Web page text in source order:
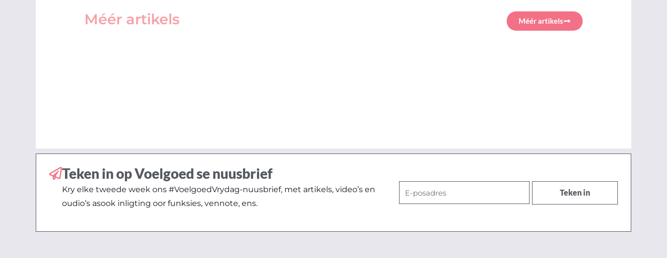
Méér artikels Méér artikels
Teken in op Voelgoed se nuusbrief
Kry elke tweede week ons #VoelgoedVrydag-nuusbrief, met artikels, video’s en
oudio’s asook inligting oor funksies, vennote, ens.
Teken in